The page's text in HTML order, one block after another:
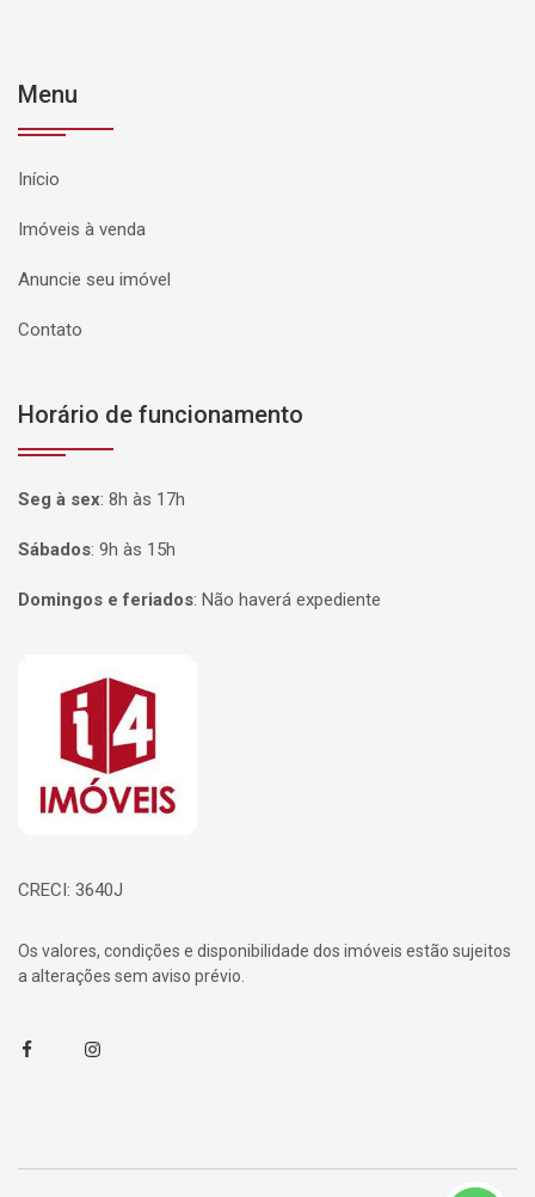
Menu
Início
Imóveis à venda
Anuncie seu imóvel
Contato
Horário de funcionamento
Seg à sex: 8h às 17h
Sábados: 9h às 15h
Domingos e feriados: Não haverá expediente
Página inicial
CRECI: 3640J
Os valores, condições e disponibilidade dos imóveis estão sujeitos
a alterações sem aviso prévio.
FacebookInstagram